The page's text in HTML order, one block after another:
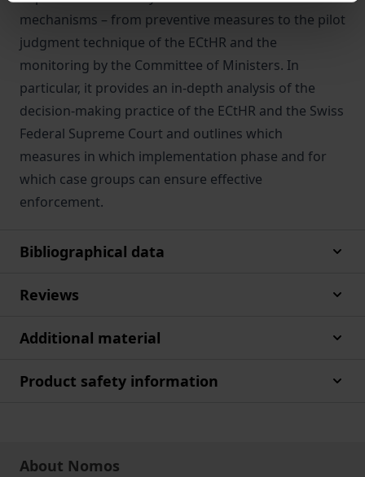
mechanisms – from preventive measures to the pilot
judgment technique of the ECtHR and the
monitoring by the Committee of Ministers. In
particular, it provides an in-depth analysis of the
decision-making practice of the ECtHR and the Swiss
Federal Supreme Court and outlines which
measures in which implementation phase and for
which case groups can ensure effective
enforcement.
Bibliographical data
Reviews
Additional material
Product safety information
About Nomos